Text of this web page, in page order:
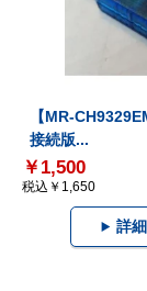
【MR-
接続版...
￥1,500
税込￥1,650
詳